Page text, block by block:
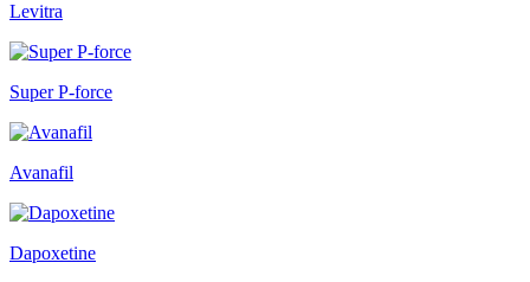
Levitra
Super P-force
Avanafil
Dapoxetine